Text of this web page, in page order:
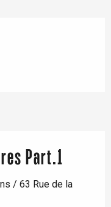
Part.1
/ 63 Rue de la